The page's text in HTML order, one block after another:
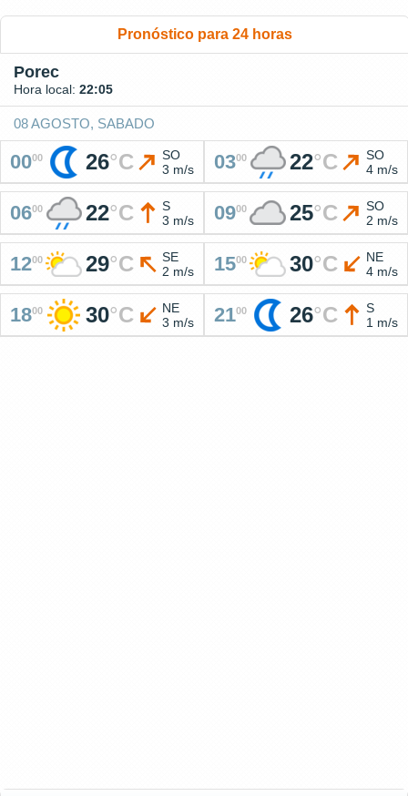
Pronóstico para 24 horas
Porec
Hora local: 22:05
08 AGOSTO, SABADO
0000 26°C
SO
3 m/s
0300 22°C
SO
4 m/s
0600 22°C
S
3 m/s
0900 25°C
SO
2 m/s
1200 29°C
SE
2 m/s
1500 30°C
NE
4 m/s
1800 30°C
NE
3 m/s
2100 26°C
S
1 m/s